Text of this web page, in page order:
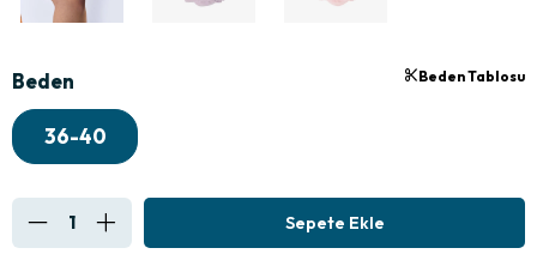
Beden
36-40
Beden Tablosu